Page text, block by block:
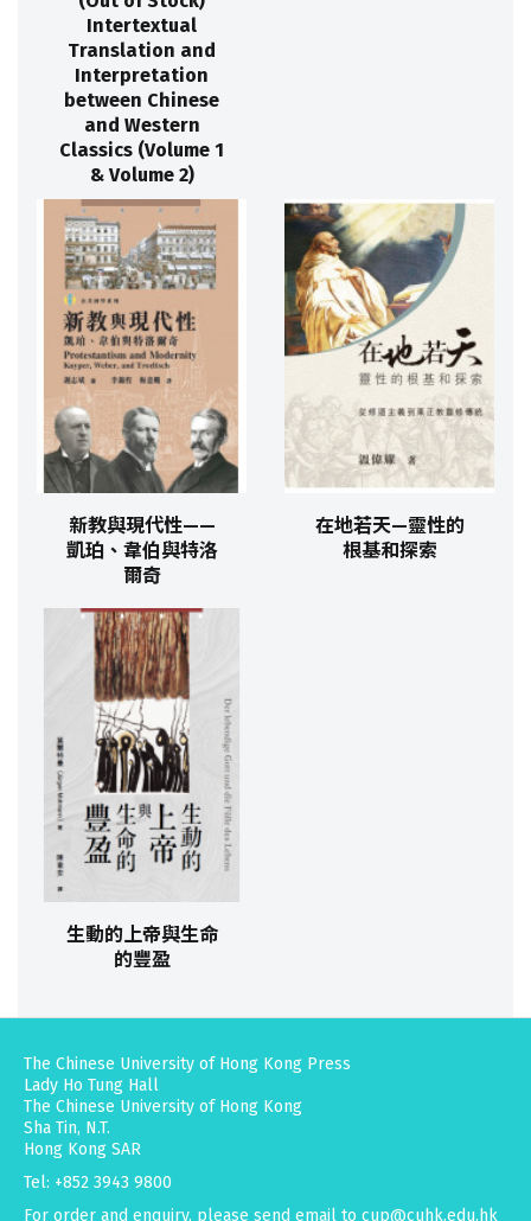
Intertextual
Translation and
Interpretation
between Chinese
and Western
Classics (Volume 1
& Volume 2)
新教與現代性——
凱珀、韋伯與特洛
爾奇
在地若天—靈性的
根基和探索
生動的上帝與生命
的豐盈
The Chinese University of Hong Kong Press
Lady Ho Tung Hall
The Chinese University of Hong Kong
Sha Tin, N.T.
Hong Kong SAR
Tel: +852 3943 9800
For order and enquiry, please send email to cup@cuhk.edu.hk